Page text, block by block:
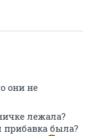
они не
лежала?
прибавка была?